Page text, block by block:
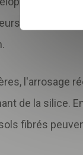
de
l'arrosage
de la silice.
fibrés